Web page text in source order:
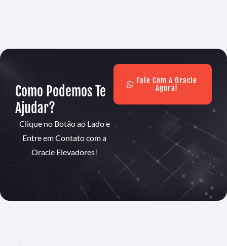
Como Podemos Te
Ajudar?
Clique no Botão ao Lado e
Entre em Contato com a
Oracle Elevadores!
Fale Com A Oracle
Agora!